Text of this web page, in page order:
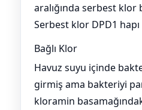
aralığında serbest klor
Serbest klor DPD1
Bağlı Klor
Havuz suyu içinde
girmiş ama bakteriyi
kloramin